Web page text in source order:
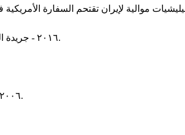
٢٠١٦ - جريدة السفير اللبنانية تغلق أبوابها وتتوقف عن الصدور بنسختها الورقية، بعد ٤٣ سنة من صدورها.
٢٠٠٦ - المملكة المتحدة تسدد آخر قسط من ديونها منذ الحرب العالمية الثانية للولايات المتحدة.